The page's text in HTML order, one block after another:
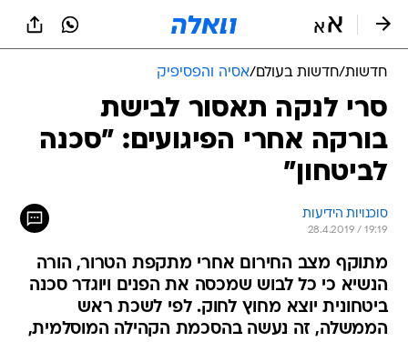
חדשות/חדשות בעולם/אסיה והפסיפיק
סרי לנקה תאסור לבישת
בורקה אחרי הפיגועים: "סכנה
לביטחון"
סוכנויות הידיעות
28.4.2019 / 19:19
מתוקף מצב החירום אחרי מתקפת הטרור, הורה
הנשיא כי כל לבוש שמכסה את הפנים ויוגדר סכנה
ביטחונית יוצא מחוץ לחוק. לפי לשכת ראש
הממשלה, זה נעשה בהסכמת הקהילה המוסלמית,